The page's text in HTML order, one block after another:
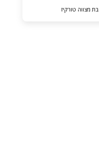
בת מצווה טורקיז